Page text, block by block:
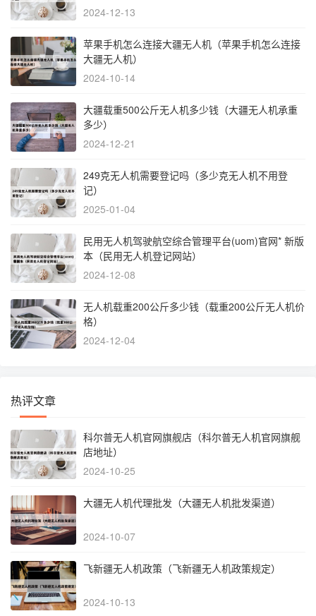
2024-12-13
苹果手机怎么连接大疆无人机（苹果手机怎么连接
大疆无人机）
2024-10-14
大疆载重500公斤无人机多少钱（大疆无人机承重
多少）
2024-12-21
249克无人机需要登记吗（多少克无人机不用登
记）
2025-01-04
民用无人机驾驶航空综合管理平台(uom)官网* 新版
本（民用无人机登记网站）
2024-12-08
无人机载重200公斤多少钱（载重200公斤无人机价
格）
2024-12-04
热评文章
科尔普无人机官网旗舰店（科尔普无人机官网旗舰
店地址）
2024-10-25
大疆无人机代理批发（大疆无人机批发渠道）
2024-10-07
飞新疆无人机政策（飞新疆无人机政策规定）
2024-10-13